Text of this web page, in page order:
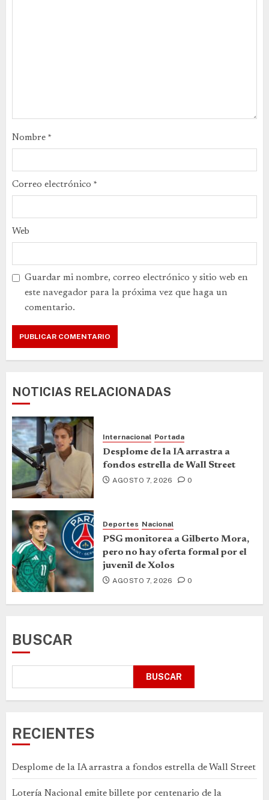
Nombre *
Correo electrónico *
Web
Guardar mi nombre, correo electrónico y sitio web en
este navegador para la próxima vez que haga un
comentario.
NOTICIAS RELACIONADAS
Internacional Portada
Desplome de la IA arrastra a
fondos estrella de Wall Street
AGOSTO 7, 2026 0
Deportes Nacional
PSG monitorea a Gilberto Mora,
pero no hay oferta formal por el
juvenil de Xolos
AGOSTO 7, 2026 0
BUSCAR
BUSCAR
RECIENTES
Desplome de la IA arrastra a fondos estrella de Wall Street
Lotería Nacional emite billete por centenario de la